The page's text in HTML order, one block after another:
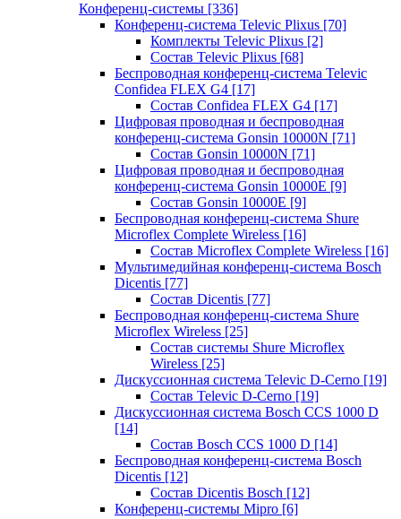
Конференц-системы [336]
Конференц-система Televic Plixus [70]
Комплекты Televic Plixus [2]
Состав Televic Plixus [68]
Беспроводная конференц-система Televic
Confidea FLEX G4 [17]
Состав Confidea FLEX G4 [17]
Цифровая проводная и беспроводная
конференц-система Gonsin 10000N [71]
Состав Gonsin 10000N [71]
Цифровая проводная и беспроводная
конференц-система Gonsin 10000E [9]
Состав Gonsin 10000E [9]
Беспроводная конференц-система Shure
Microflex Complete Wireless [16]
Состав Microflex Complete Wireless [16]
Мультимедийная конференц-система Bosch
Dicentis [77]
Состав Dicentis [77]
Беспроводная конференц-система Shure
Microflex Wireless [25]
Состав системы Shure Microflex
Wireless [25]
Дискуссионная система Televic D-Cerno [19]
Состав Televic D-Cerno [19]
Дискуссионная система Bosch CCS 1000 D
[14]
Состав Bosch CCS 1000 D [14]
Беспроводная конференц-система Bosch
Dicentis [12]
Состав Dicentis Bosch [12]
Конференц-системы Mipro [6]